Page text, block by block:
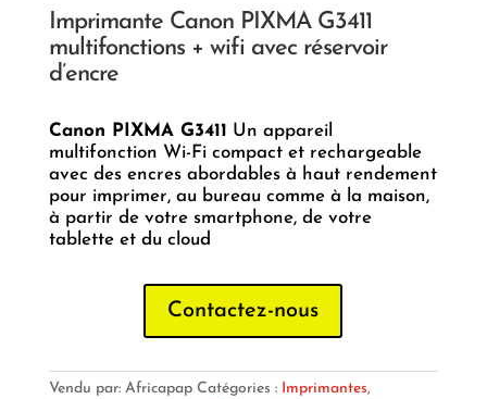
Imprimante Canon PIXMA G3411
multifonctions + wifi avec réservoir
d’encre
Canon PIXMA G3411 Un appareil
multifonction Wi-Fi compact et rechargeable
avec des encres abordables à haut rendement
pour imprimer, au bureau comme à la maison,
à partir de votre smartphone, de votre
tablette et du cloud
Contactez-nous
Vendu par: Africapap Catégories : Imprimantes,